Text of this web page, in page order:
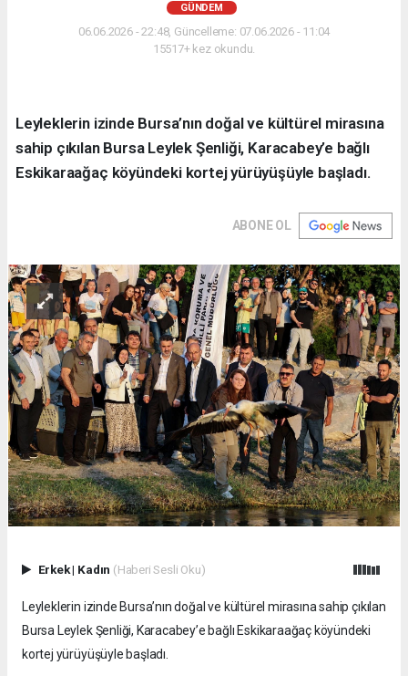
GÜNDEM
06.06.2026 - 22:48, Güncelleme: 07.06.2026 - 11:04
15517+ kez okundu.
Leyleklerin izinde Bursa’nın doğal ve kültürel mirasına
sahip çıkılan Bursa Leylek Şenliği, Karacabey’e bağlı
Eskikaraağaç köyündeki kortej yürüyüşüyle başladı.
ABONE OL
Erkek| Kadın (Haberi Sesli Oku)
Leyleklerin izinde Bursa’nın doğal ve kültürel mirasına sahip çıkılan
Bursa Leylek Şenliği, Karacabey’e bağlı Eskikaraağaç köyündeki
kortej yürüyüşüyle başladı.